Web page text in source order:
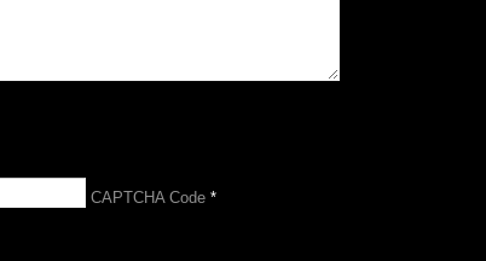
CAPTCHA Code *